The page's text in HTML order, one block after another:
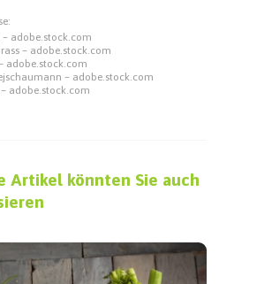
adobe.stock.com
– adobe.stock.com
adobe.stock.com
– adobe.stock.com
adobe.stock.com
Artikel könnten Sie auch